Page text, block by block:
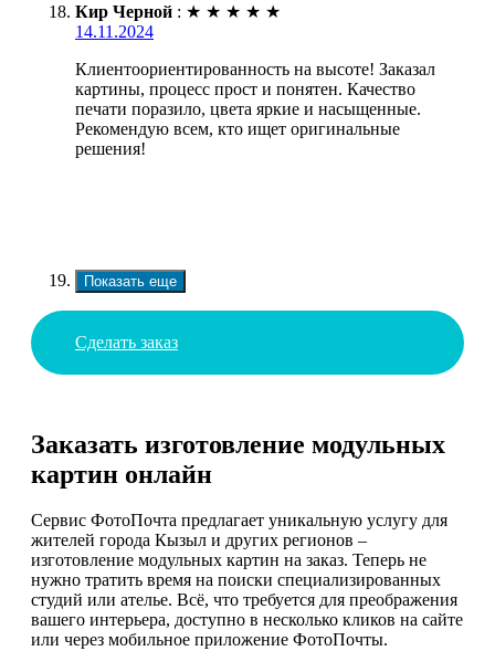
Кир Черной : ★ ★ ★ ★ ★
14.11.2024
Клиентоориентированность на высоте! Заказал
картины, процесс прост и понятен. Качество
печати поразило, цвета яркие и насыщенные.
Рекомендую всем, кто ищет оригинальные
решения!
Показать еще
Сделать заказ
Заказать изготовление модульных
картин онлайн
Сервис ФотоПочта предлагает уникальную услугу для
жителей города Кызыл и других регионов –
изготовление модульных картин на заказ. Теперь не
нужно тратить время на поиски специализированных
студий или ателье. Всё, что требуется для преображения
вашего интерьера, доступно в несколько кликов на сайте
или через мобильное приложение ФотоПочты.